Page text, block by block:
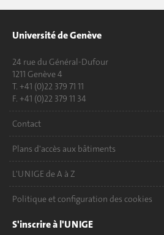
Université de Genève
24 rue du Général-Dufour
1211 Genève 4
T. +41 (0)22 379 71 11
F. +41 (0)22 379 11 34
Contact
Plans d'accès aux bâtiments
L'UNIGE de A à Z
Politique et configuration des cookies
S'inscrire à l'UNIGE